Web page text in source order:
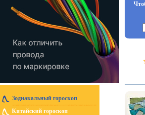
Зодиакальный гороскоп
Китайский гороскоп